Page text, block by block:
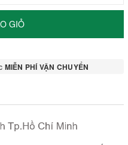
GIỎ
MIỄN PHÍ VẬN CHUYỂN